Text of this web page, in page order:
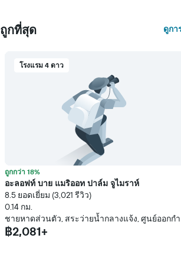
ถูกที่สุด ดูกา
โรงแรม 4 ดาว
ถูกกว่า 18%
อะลอฟท์ บาย แมริออท ปาล์ม จูไมราห์
8.5 ยอดเยี่ยม (3,021 รีวิว)
0.14 กม.
ชายหาดส่วนตัว, สระว่ายน้ำกลางแจ้ง, ศูนย์ออกก
฿2,081+